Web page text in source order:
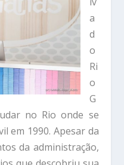
a
d
o
Ri
o
G
no Rio onde se
em 1990. Apesar da
da administração,